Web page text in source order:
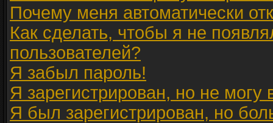
Почему меня автоматически
Как сделать, чтобы я не
пользователей?
Я забыл пароль!
Я зарегистрирован, но не могу
Я был зарегистрирован, но